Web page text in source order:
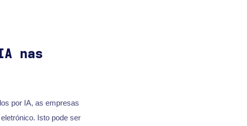
nas
por IA, as empresas
Isto pode ser